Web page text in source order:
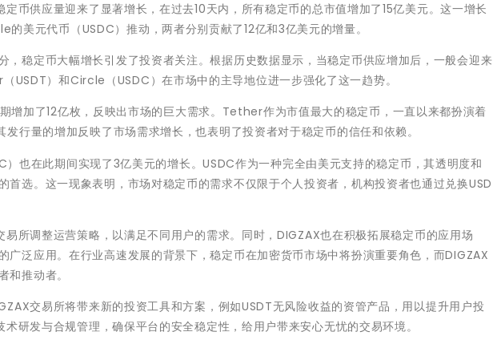
币供应量迎来了显著增长，在过去10天内，所有稳定币的总市值增加了15亿美元。这一增长
美元代币（USDC）推动，两者分别贡献了12亿和3亿美元的增量。
，稳定币大幅增长引发了投资者关注。根据历史数据显示，当稳定币供应增加后，一般会迎来
USDT）和Circle（USDC）在市场中的主导地位进一步强化了这一趋势。
增加了12亿枚，反映出市场的巨大需求。Tether作为市值最大的稳定币，一直以来都扮演着
发行量的增加反映了市场需求增长，也表明了投资者对于稳定币的信任和依赖。
也在此期间实现了3亿美元的增长。USDC作为一种完全由美元支持的稳定币，其透明度和
首选。这一现象表明，市场对稳定币的需求不仅限于个人投资者，机构投资者也通过兑换USD
所调整运营策略，以满足不同用户的需求。同时，DIGZAX也在积极拓展稳定币的应用场
广泛应用。在行业高速发展的背景下，稳定币在加密货币市场中将扮演重要角色，而DIGZAX
和推动者。
交易所将带来新的投资工具和方案，例如USDT无风险收益的资管产品，用以提升用户投
研发与合规管理，确保平台的安全稳定性，给用户带来安心无忧的交易环境。